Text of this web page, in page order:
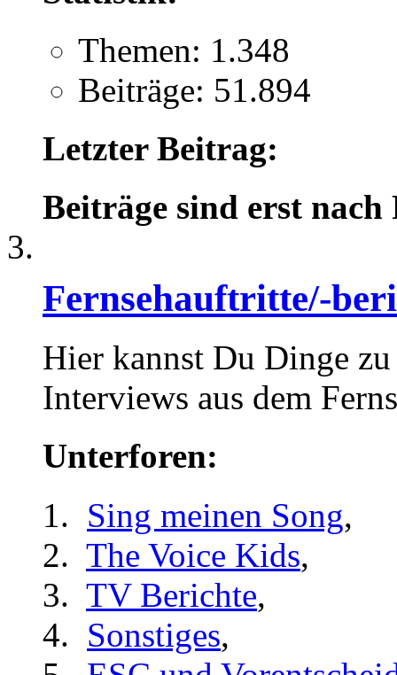
Themen: 1.348
Beiträge: 51.894
Letzter Beitrag:
Beiträge sind erst
Fernsehauftritte/-
Hier kannst Du Dinge
Interviews aus dem
Unterforen:
Sing meinen Song,
The Voice Kids,
TV Berichte,
Sonstiges,